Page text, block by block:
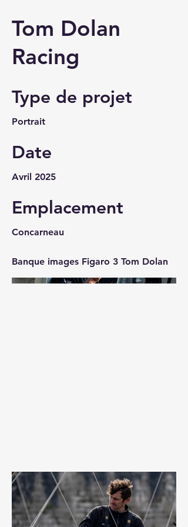
Tom Dolan
Racing
Type de projet
Portrait
Date
Avril 2025
Emplacement
Concarneau
Banque images Figaro 3 Tom Dolan